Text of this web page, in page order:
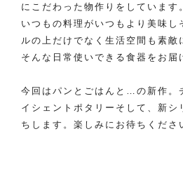
にこだわった物作りをしています
いつもの料理がいつもより美味し
ルの上だけでなく生活空間も素敵
そんな日常使いできる食器をお届
今回はパンとごはんと…の新作。
イシェントポタリーそして、新
ちします。楽しみにお待ちくださ